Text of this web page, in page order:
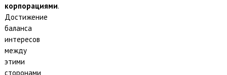
корпорациями.
Достижение
баланса
интересов
между
этими
сторонами